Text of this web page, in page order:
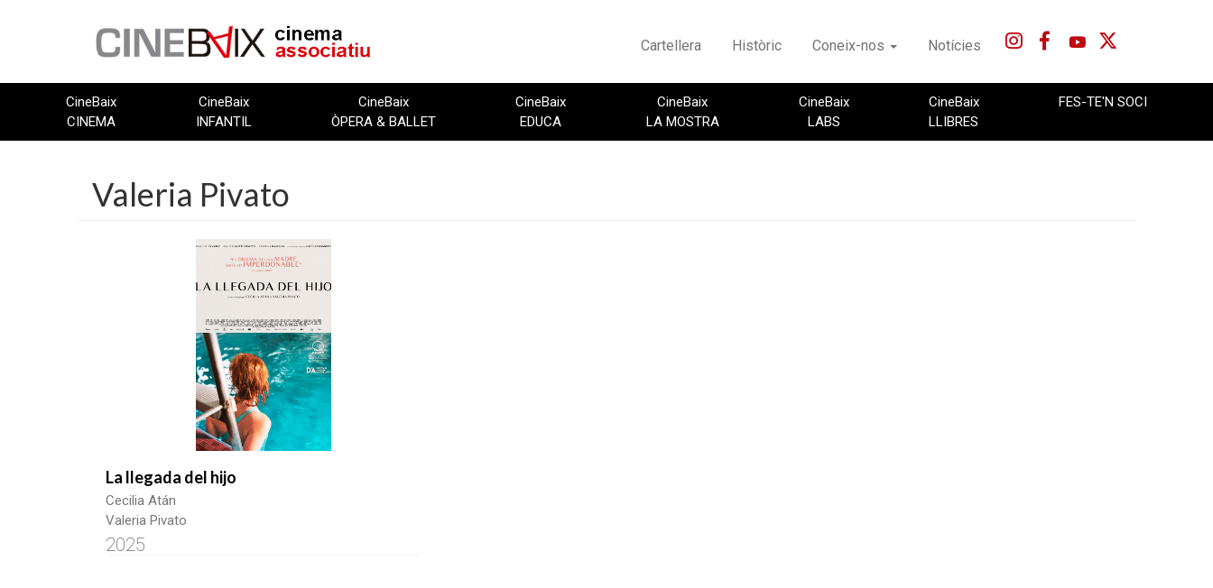
Cartellera Històric Coneix-nos Notícies
CineBaix
CINEMA
CineBaix
INFANTIL
CineBaix
ÒPERA & BALLET
CineBaix
EDUCA
CineBaix
LA MOSTRA
CineBaix
LABS
CineBaix
LLIBRES
FES-TE'N SOCI
Valeria Pivato
La llegada del hijo
Cecilia Atán
Valeria Pivato
2025